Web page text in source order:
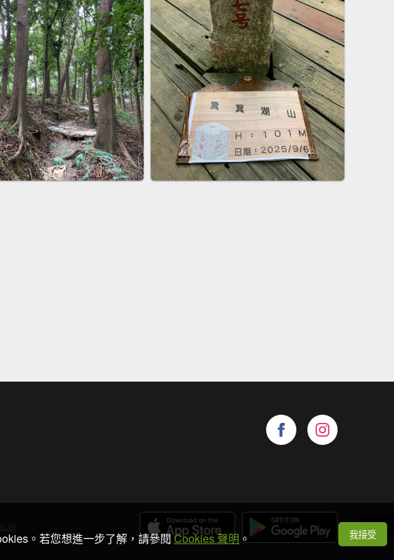
。若您想進一步了解，請參閱Cookies 聲明 。 我接受